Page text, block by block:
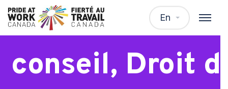
En
Avocate/
conseil, Droit